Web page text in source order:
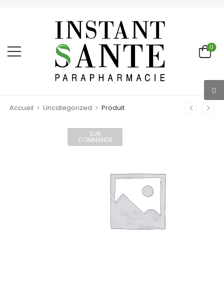
0
Accueil > Uncategorized > Produit
SUR
COMMANDE